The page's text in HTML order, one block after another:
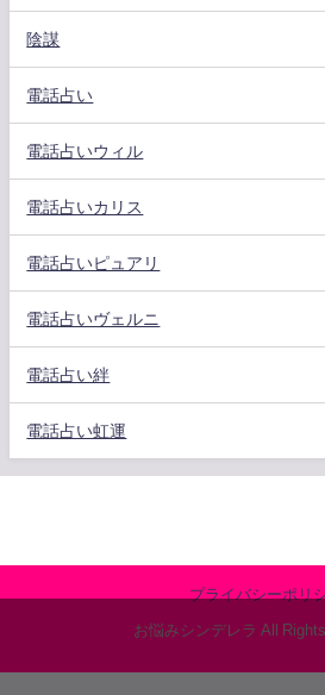
陰謀
電話占い
電話占いウィル
電話占いカリス
電話占いピュアリ
電話占いヴェルニ
電話占い絆
電話占い虹運
プライバシーポリ
お悩みシンデレラ All Rights